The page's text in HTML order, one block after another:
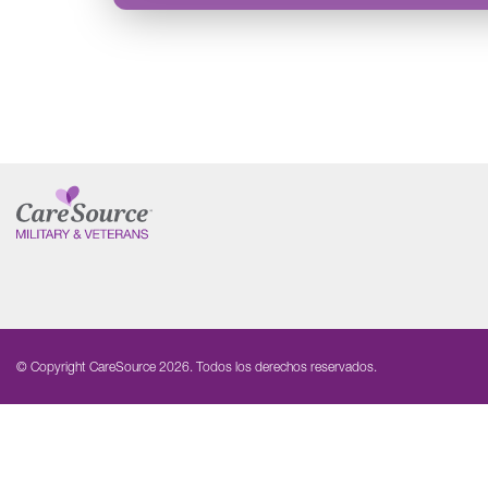
© Copyright CareSource 2026. Todos los derechos reservados.